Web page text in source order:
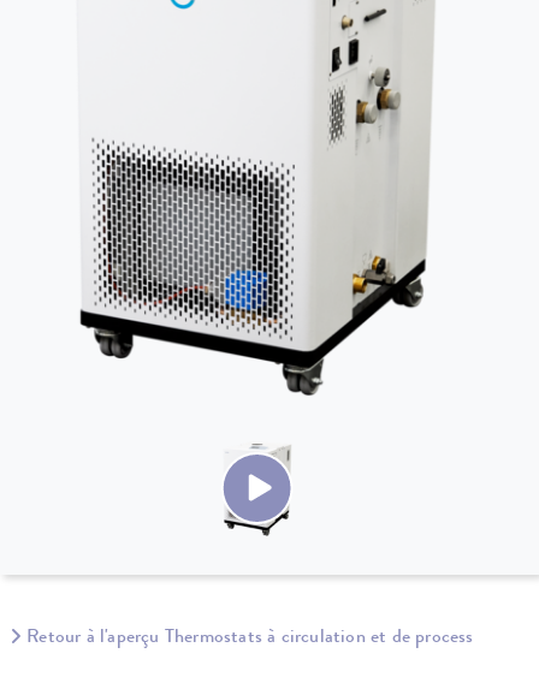
Retour à l'aperçu Thermostats à circulation et de process